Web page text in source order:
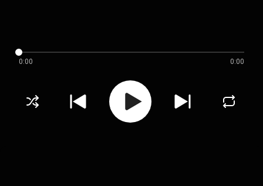
0:00 0:00